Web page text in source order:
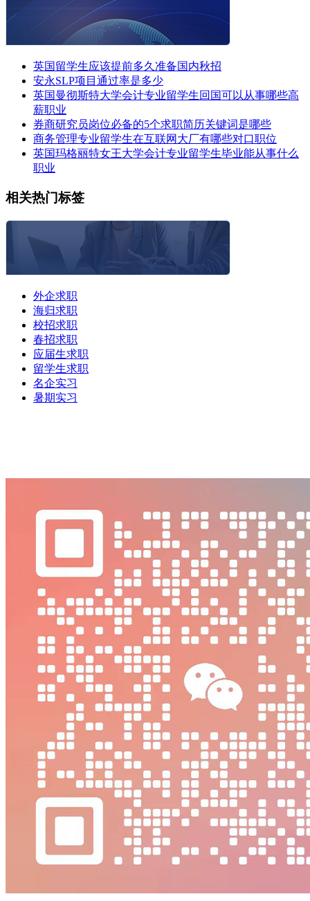
英国留学生应该提前多久准备国内秋招
安永SLP项目通过率是多少
英国曼彻斯特大学会计专业留学生回国可以从事哪些高
薪职业
券商研究员岗位必备的5个求职简历关键词是哪些
商务管理专业留学生在互联网大厂有哪些对口职位
英国玛格丽特女王大学会计专业留学生毕业能从事什么
职业
相关热门标签
外企求职
海归求职
校招求职
春招求职
应届生求职
留学生求职
名企实习
暑期实习